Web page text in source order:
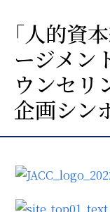
｢人的資
ージメン
ウンセリ
企画シン